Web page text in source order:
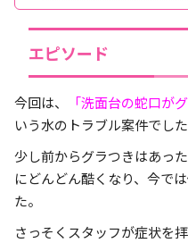
エピソード
今回は、 「洗面台の蛇口が
いう水のトラブル案件でした
少し前からグラつきはあっ
にどんどん酷くなり、今で
た。
さっそくスタッフが症状を